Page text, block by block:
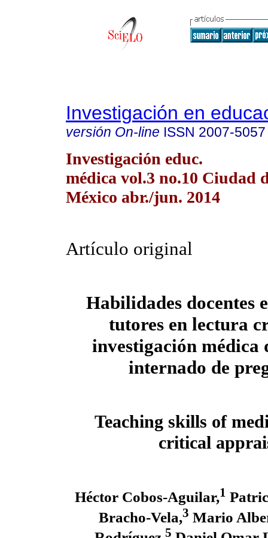
Investigación en
versión On-line ISSN 2007-5057
Investigación educ.
médica vol.3 no.10 Ciudad
México abr./jun. 2014
Artículo original
Habilidades docentes
tutores en lectura
investigación médica
internado de
Teaching skills of
critical
Héctor Cobos-Aguilar,1
Bracho-Vela,3 Mario
5